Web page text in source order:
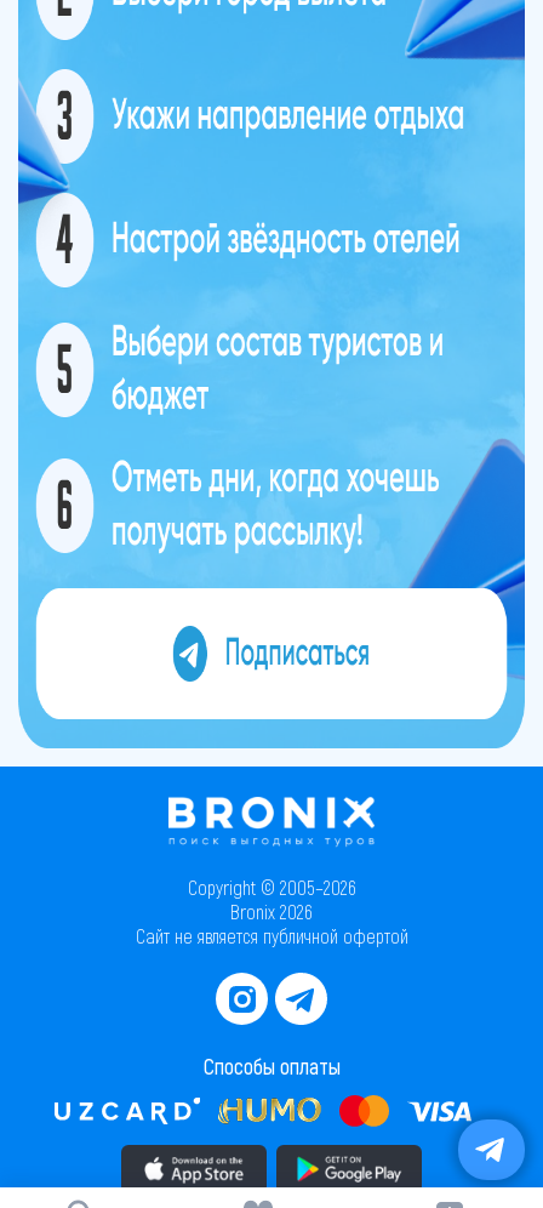
Copyright © 2005–2026
Bronix 2026
Сайт не является публичной офертой
Способы оплаты
Скачать приложение в AppStore Скачать приложение в PlayMarket